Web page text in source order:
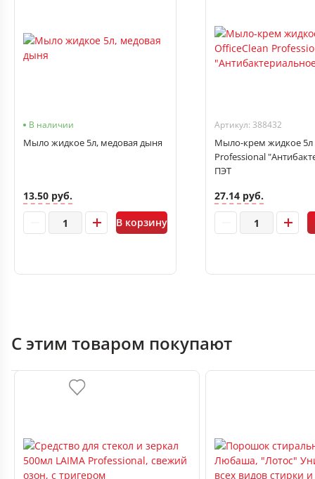
В наличии
Мыло жидкое 5л, медовая дыня
13.50 руб.
В корзину
Артикул: 388432
Мыло-крем жидкое 5л
Professional
ПЭТ
27.14 руб.
С этим товаром покупают